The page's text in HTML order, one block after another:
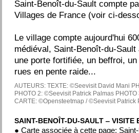
Saint-Benoît-du-Sault compte
Villages de France (voir ci-
Le village compte aujourd'hui
médiéval, Saint-Benoît-du-
une porte fortifiée, un beffroi,
rues en pente raide...
AUTEURS:TEXTE: ©Seevisit David Mani
PHOTO 2: ©Seevisit Patrick Palmas
CARTE: ©Opensteetmap / ©Seevisit Patrick
SAINT-BENOÎT-DU-SAULT ‒ VISITE
● Carte associée à cette page: